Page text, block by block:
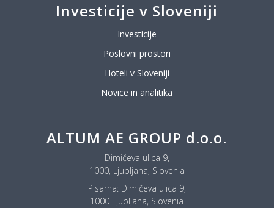
Investicije v Sloveniji
Investicije
Poslovni prostori
Hoteli v Sloveniji
Novice in analitika
ALTUM AE GROUP d.o.o.
Dimičeva ulica 9,
1000, Ljubljana, Slovenia
Pisarna: Dimičeva ulica 9,
1000 Ljubljana, Slovenia